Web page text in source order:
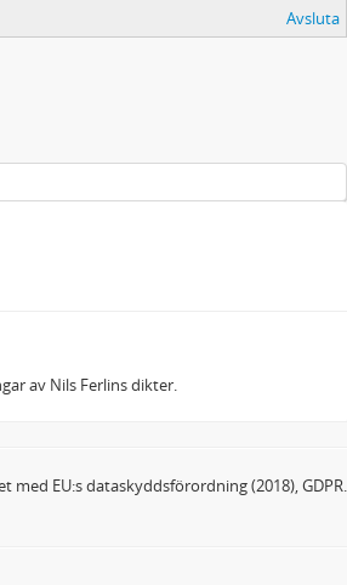
Avsluta
av Nils Ferlins dikter.
EU:s dataskyddsförordning (2018), GDPR.